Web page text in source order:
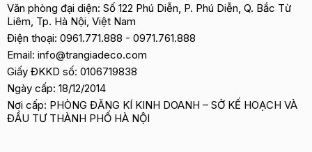
Văn phòng đại diện: Số 122 Phú Diễn, P. Phú Diễn, Q. Bắc Từ
Liêm, Tp. Hà Nội, Việt Nam
Điện thoại: 0961.771.888 - 0971.761.888
Email: info@trangiadeco.com
Giấy ĐKKD số: 0106719838
Ngày cấp: 18/12/2014
Nơi cấp: PHÒNG ĐĂNG KÍ KINH DOANH – SỞ KẾ HOẠCH VÀ
ĐẦU TƯ THÀNH PHỐ HÀ NỘI